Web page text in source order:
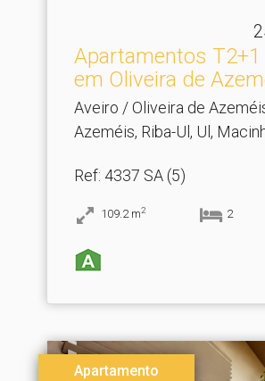
Apartamentos T2+1
em Oliveira de
Aveiro / Oliveira de
Azeméis, Riba-Ul, Ul,
Ref: 4337 SA (5)
109.2 m2 2
Apartamento